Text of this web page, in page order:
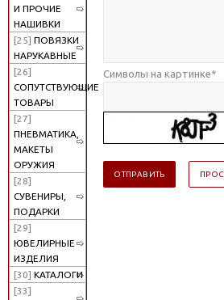
И ПРОЧИЕ
НАШИВКИ
[25] ПОВЯЗКИ
НАРУКАВНЫЕ
[26]
СОПУТСТВУЮЩИЕ
ТОВАРЫ
[27]
ПНЕВМАТИКА,
МАКЕТЫ
ОРУЖИЯ
[28]
СУВЕНИРЫ,
ПОДАРКИ
[29]
ЮВЕЛИРНЫЕ
ИЗДЕЛИЯ
[30] КАТАЛОГИ
[33]
Символы на картинке*